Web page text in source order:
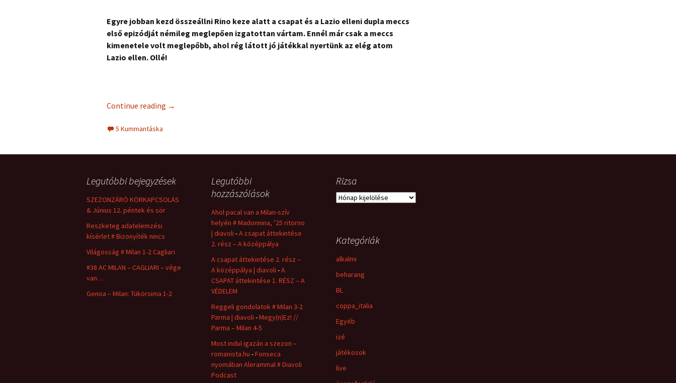
Egyre jobban kezd összeállni Rino keze alatt a csapat és a Lazio elleni dupla meccs
első epizódját némileg meglepően izgatottan vártam. Ennél már csak a meccs
kimenetele volt meglepőbb, ahol rég látott jó játékkal nyertünk az elég atom
Lazio ellen. Ollé!
Continue reading →
5 Kummantáska
Legutóbbi bejegyzések
SZEZONZÁRÓ KÖRKAPCSOLÁS
& Június 12. péntek és sör
Reszketeg adatelemzési
kísérlet # Bizonyíték nincs
Világosság # Milan 1-2 Cagliari
#38 AC MILAN – CAGLIARI – vége
van…
Genoa – Milan: Tükörsima 1-2
Legutóbbi
hozzászólások
Ahol pacal van a Milan-szív
helyén # Madonnina, ’25 ritorno
| diavoli -A csapat áttekintése
2. rész – A középpálya
A csapat áttekintése 2. rész –
A középpálya | diavoli -A
CSAPAT áttekintése 1. RÉSZ – A
VÉDELEM
Reggeli gondolatok # Milan 3-2
Parma | diavoli -Megy(n)Ez! //
Parma – Milan 4-5
Most indul igazán a szezon –
romanista.hu -Fonseca
nyomában Alerammal # Diavoli
Podcast
Rizsa
Rizsa
Kategóriák
alkalmi
beharang
BL
coppa_italia
Egyéb
izé
játékosok
live